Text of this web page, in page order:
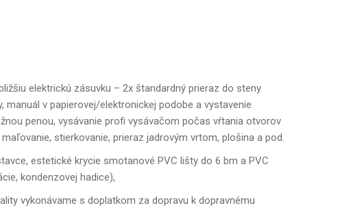
elektrickú zásuvku – 2x štandardný prieraz do steny
manuál v papierovej/elektronickej podobe a vystavenie
penou, vysávanie profi vysávačom počas vŕtania otvorov
stierkovanie, prieraz jadrovým vrtom, plošina a pod.
estetické krycie smotanové PVC lišty do 6 bm a PVC
kondenzovej hadice),
vykonávame s doplatkom za dopravu k dopravnému